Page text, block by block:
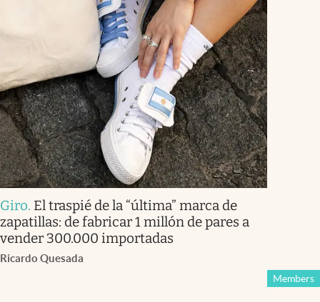
Giro. El traspié de la “última” marca de
zapatillas: de fabricar 1 millón de pares a
vender 300.000 importadas
Ricardo Quesada
Members